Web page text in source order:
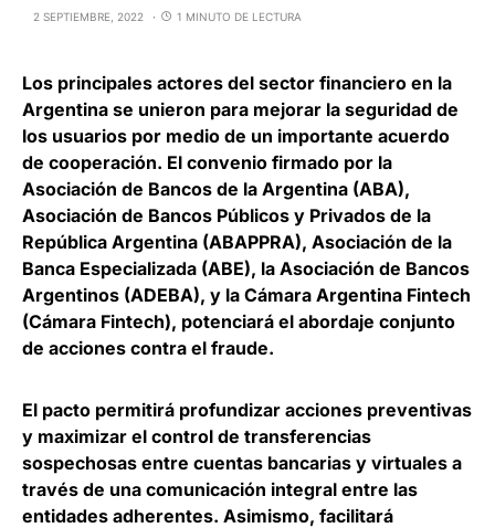
2 SEPTIEMBRE, 2022 1 MINUTO DE LECTURA
Los principales actores del sector financiero en la
Argentina se unieron para mejorar la seguridad de
los usuarios por medio de un importante acuerdo
de cooperación. El convenio firmado por la
Asociación de Bancos de la Argentina (ABA),
Asociación de Bancos Públicos y Privados de la
República Argentina (ABAPPRA), Asociación de la
Banca Especializada (ABE), la Asociación de Bancos
Argentinos (ADEBA), y la Cámara Argentina Fintech
(Cámara Fintech), potenciará el abordaje conjunto
de acciones contra el fraude.
El pacto permitirá profundizar acciones preventivas
y maximizar el control de transferencias
sospechosas entre cuentas bancarias y virtuales a
través de una comunicación integral entre las
entidades adherentes. Asimismo, facilitará